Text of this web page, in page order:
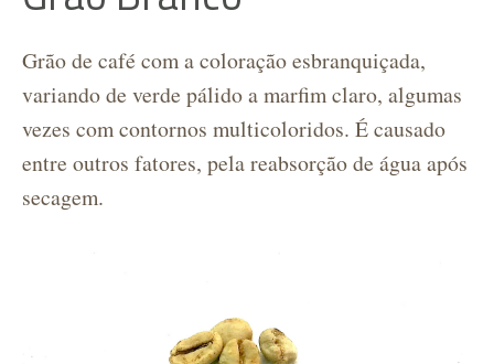
Grão de café com a coloração esbranquiçada,
variando de verde pálido a marfim claro, algumas
vezes com contornos multicoloridos. É causado
entre outros fatores, pela reabsorção de água após
secagem.